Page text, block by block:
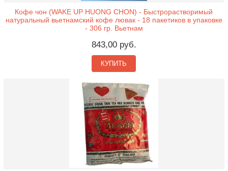
Кофе чон (WAKE UP HUONG CHON) - Быстрорастворимый
натуральный вьетнамский кофе лювак - 18 пакетиков в упаковке
- 306 гр. Вьетнам
843,00 руб.
КУПИТЬ